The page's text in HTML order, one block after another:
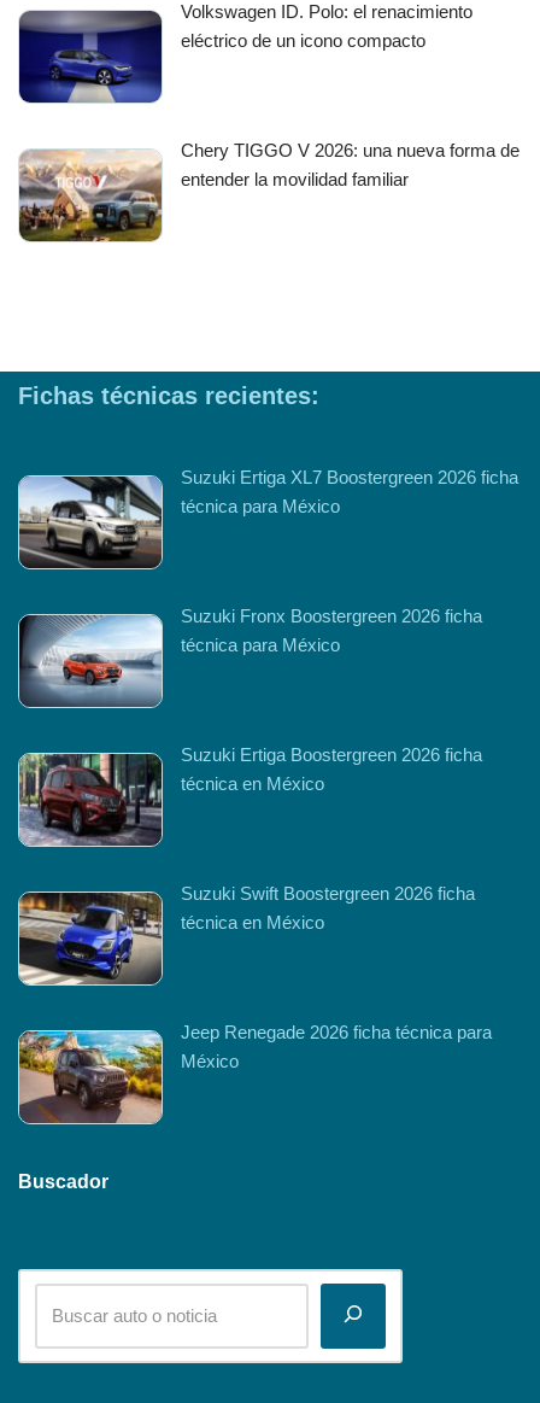
Volkswagen ID. Polo: el renacimiento
eléctrico de un icono compacto
Chery TIGGO V 2026: una nueva forma de
entender la movilidad familiar
Fichas técnicas recientes:
Suzuki Ertiga XL7 Boostergreen 2026 ficha
técnica para México
Suzuki Fronx Boostergreen 2026 ficha
técnica para México
Suzuki Ertiga Boostergreen 2026 ficha
técnica en México
Suzuki Swift Boostergreen 2026 ficha
técnica en México
Jeep Renegade 2026 ficha técnica para
México
Buscador